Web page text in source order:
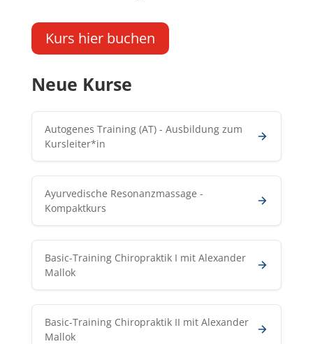
Kurs hier buchen
Neue Kurse
Autogenes Training (AT) - Ausbildung zum
Kursleiter*in
Ayurvedische Resonanzmassage -
Kompaktkurs
Basic-Training Chiropraktik I mit Alexander
Mallok
Basic-Training Chiropraktik II mit Alexander
Mallok